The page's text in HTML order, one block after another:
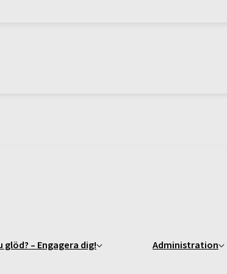
glöd? – Engagera dig! Administration